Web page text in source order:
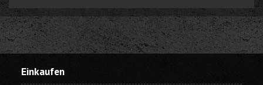
Einkaufen